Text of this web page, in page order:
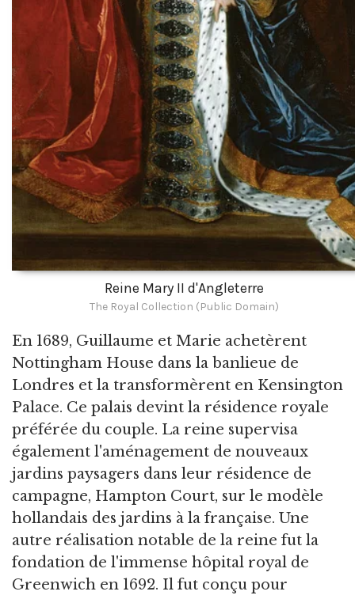
Reine Mary II d'Angleterre
The Royal Collection (Public Domain)
En 1689, Guillaume et Marie achetèrent
Nottingham House dans la banlieue de
Londres et la transformèrent en Kensington
Palace. Ce palais devint la résidence royale
préférée du couple. La reine supervisa
également l'aménagement de nouveaux
jardins paysagers dans leur résidence de
campagne, Hampton Court, sur le modèle
hollandais des jardins à la française. Une
autre réalisation notable de la reine fut la
fondation de l'immense hôpital royal de
Greenwich en 1692. Il fut conçu pour